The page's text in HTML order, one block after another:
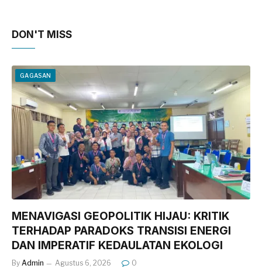
DON'T MISS
GAGASAN
MENAVIGASI GEOPOLITIK HIJAU: KRITIK
TERHADAP PARADOKS TRANSISI ENERGI
DAN IMPERATIF KEDAULATAN EKOLOGI
By Admin Agustus 6, 2026 0